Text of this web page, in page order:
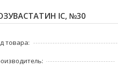
IC, №30
товара: